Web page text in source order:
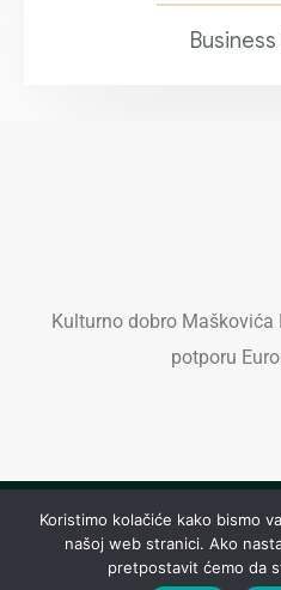
Kulturno dobro Maškovića
potporu
Pravila privatnosti Izjava o
Koristimo kolačiće kako bismo
našoj web stranici. Ako
pretpostavit ćemo da